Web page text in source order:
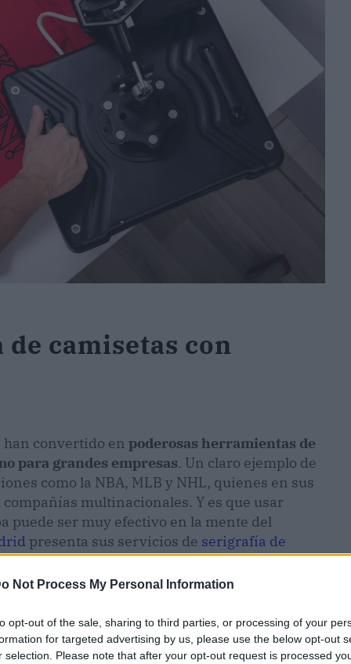
Not Process My Personal Information
opt-out of the sale, sharing to third parties, or processing of your
for targeted advertising by us, please use the below opt-out
selection. Please note that after your opt-out request is processed
camisetas con
han convertido en poderosas herramientas de
para grandes empresas. Un claro ejemplo de
como la NBA, MLB y NHL, quienes en sus
multinacionales. Y es que usar
puede ser muy efectivo en la mente del
presenta sus servicios de serigrafía de
de estampados y demarketingson
camisetas en Madrid, con